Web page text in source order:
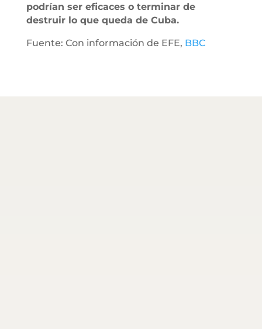
podrían ser eficaces o terminar de
destruir lo que queda de Cuba.
Fuente: Con información de EFE, BBC